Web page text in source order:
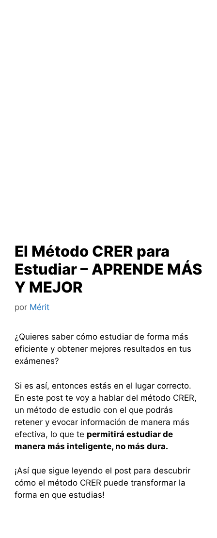
El Método CRER para
Estudiar – APRENDE MÁS
Y MEJOR
por Mérit
¿Quieres saber cómo estudiar de forma más
eficiente y obtener mejores resultados en tus
exámenes?
Si es así, entonces estás en el lugar correcto.
En este post te voy a hablar del método CRER,
un método de estudio con el que podrás
retener y evocar información de manera más
efectiva, lo que te permitirá estudiar de
manera más inteligente, no más dura.
¡Así que sigue leyendo el post para descubrir
cómo el método CRER puede transformar la
forma en que estudias!